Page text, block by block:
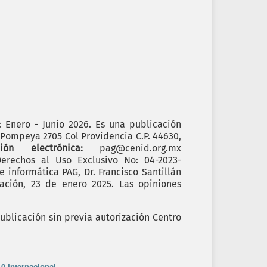
Enero - Junio 2026. Es una publicación
2705 Col Providencia C.P. 44630,
electrónica: pag@cenid.org.mx
al Uso Exclusivo No: 04-2023-
informática PAG, Dr. Francisco Santillán
23 de enero 2025. Las opiniones
sin previa autorización Centro